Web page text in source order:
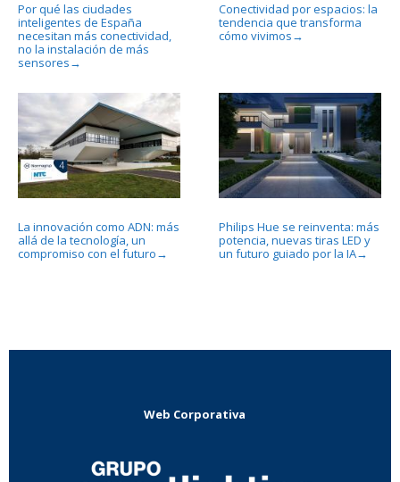
Por qué las ciudades
inteligentes de España
necesitan más conectividad,
no la instalación de más
sensores →
Conectividad por espacios: la
tendencia que transforma
cómo vivimos →
La innovación como ADN: más
allá de la tecnología, un
compromiso con el futuro →
Philips Hue se reinventa: más
potencia, nuevas tiras LED y
un futuro guiado por la IA→
Web Corporativa